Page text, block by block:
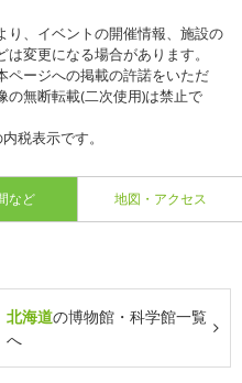
、イベントの開催情報、施設の
変更になる場合があります。
ージへの掲載の許諾をいただ
の無断転載(二次使用)は禁止で
税表示です。
など 地図・アクセス
北海道の博物館・科学館一覧
へ